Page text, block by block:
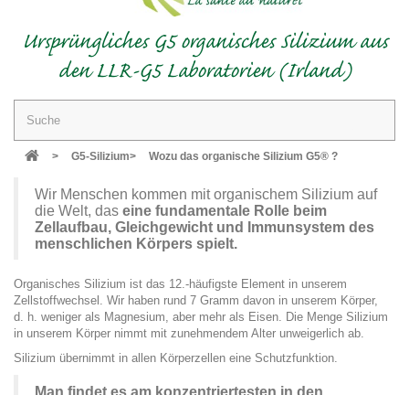
Ursprüngliches G5 organisches Silizium aus
den LLR-G5 Laboratorien (Irland)
> G5-Silizium> Wozu das organische Silizium G5® ?
Wir Menschen kommen mit organischem Silizium auf
die Welt, das eine fundamentale Rolle beim
Zellaufbau, Gleichgewicht und Immunsystem des
menschlichen Körpers spielt.
Organisches Silizium ist das 12.-häufigste Element in unserem
Zellstoffwechsel. Wir haben rund 7 Gramm davon in unserem Körper,
d. h. weniger als Magnesium, aber mehr als Eisen. Die Menge Silizium
in unserem Körper nimmt mit zunehmendem Alter unweigerlich ab.
Silizium übernimmt in allen Körperzellen eine Schutzfunktion.
Man findet es am konzentriertesten in den